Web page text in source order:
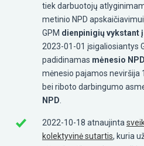
tiek darbuotojų
metinio NPD
GPM dienpinigių vykstant
2023-01-01 įsigaliosiantys
padidinamas mėnesio NPD
mėnesio pajamos neviršija
bei riboto darbingumo
NPD
2022-10-18 atnaujinta
kolektyvinė sutartis, kuria